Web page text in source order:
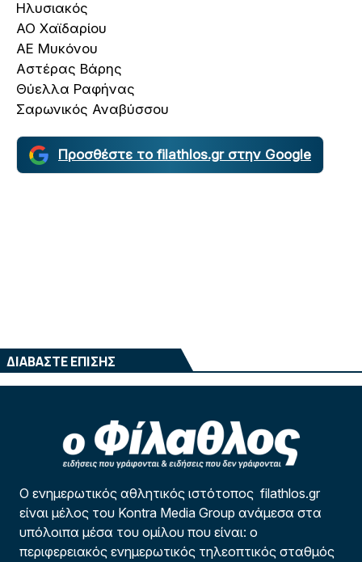
Ηλυσιακός
ΑΟ Χαϊδαρίου
ΑΕ Μυκόνου
Αστέρας Βάρης
Θύελλα Ραφήνας
Σαρωνικός Αναβύσσου
Προσθέστε το filathlos.gr στην Google
ΔΙΑΒΑΣΤΕ ΕΠΙΣΗΣ
Ο ενημερωτικός αθλητικός ιστότοπος filathlos.gr
είναι μέλος του Kontra Media Group ανάμεσα στα
υπόλοιπα μέσα του ομίλου που είναι: ο
περιφερειακός ενημερωτικός τηλεοπτικός σταθμός